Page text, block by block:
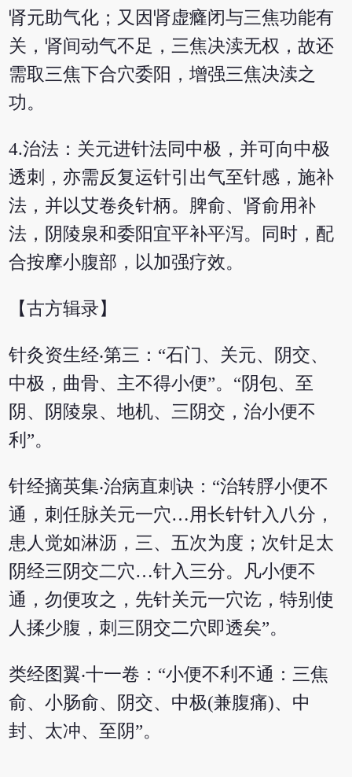
肾元助气化；又因肾虚癃闭与三焦功能有
关，肾间动气不足，三焦决渎无权，故还
需取三焦下合穴委阳，增强三焦决渎之
功。
4.治法：关元进针法同中极，并可向中极
透刺，亦需反复运针引出气至针感，施补
法，并以艾卷灸针柄。脾俞、肾俞用补
法，阴陵泉和委阳宜平补平泻。同时，配
合按摩小腹部，以加强疗效。
【古方辑录】
针灸资生经‧第三：“石门、关元、阴交、
中极，曲骨、主不得小便”。“阴包、至
阴、阴陵泉、地机、三阴交，治小便不
利”。
针经摘英集‧治病直刺诀：“治转脬小便不
通，刺任脉关元一穴…用长针针入八分，
患人觉如淋沥，三、五次为度；次针足太
阴经三阴交二穴…针入三分。凡小便不
通，勿便攻之，先针关元一穴讫，特别使
人揉少腹，刺三阴交二穴即透矣”。
类经图翼‧十一卷：“小便不利不通：三焦
俞、小肠俞、阴交、中极(兼腹痛)、中
封、太冲、至阴”。